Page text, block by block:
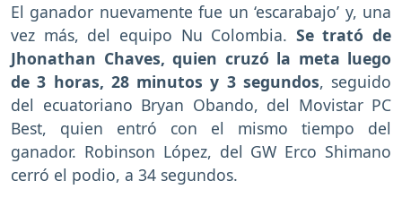
El ganador nuevamente fue un ‘escarabajo’ y, una
vez más, del equipo Nu Colombia. Se trató de
Jhonathan Chaves, quien cruzó la meta luego
de 3 horas, 28 minutos y 3 segundos, seguido
del ecuatoriano Bryan Obando, del Movistar PC
Best, quien entró con el mismo tiempo del
ganador. Robinson López, del GW Erco Shimano
cerró el podio, a 34 segundos.